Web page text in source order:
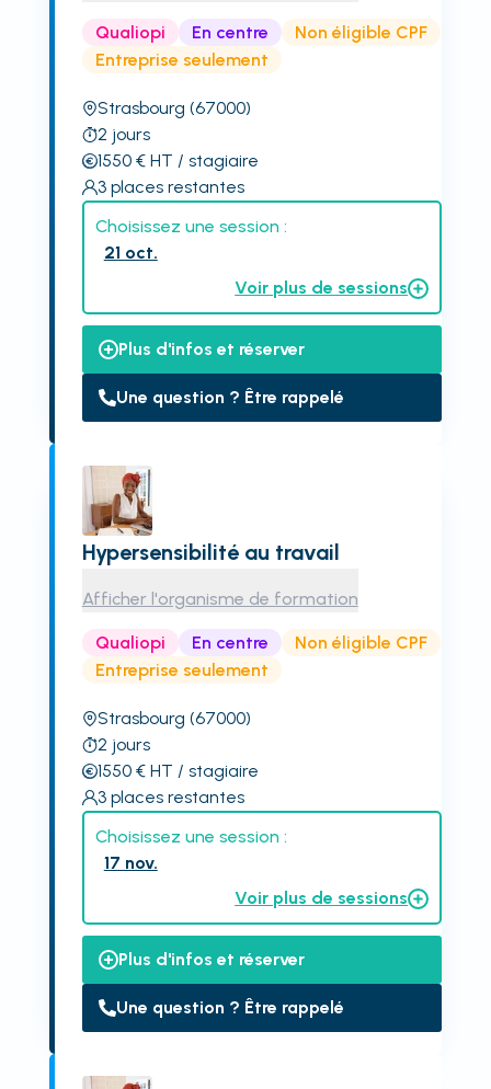
Qualiopi En centre
Non éligible CPF
Entreprise seulement
Strasbourg (67000)
2 jours
1550€ HT / stagiaire
3 places restantes
Choisissez une session :
21 oct.
Voir plus de sessions
Plus d'infos et réserver
Une question ? Être rappelé
Hypersensibilité au travail
Afficher l'organisme de formation
Qualiopi En centre
Non éligible CPF
Entreprise seulement
Strasbourg (67000)
2 jours
1550€ HT / stagiaire
3 places restantes
Choisissez une session :
17 nov.
Voir plus de sessions
Plus d'infos et réserver
Une question ? Être rappelé